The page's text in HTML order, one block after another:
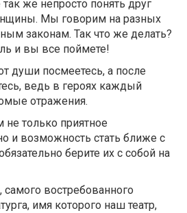
же непросто понять друг
Мы говорим на разных
законам. Так что же делать?
и вы все поймете!
души посмеетесь, а после
ведь в героях каждый
отражения.
не только приятное
и возможность стать ближе с
берите их с собой на
самого востребованного
имя которого наш театр,